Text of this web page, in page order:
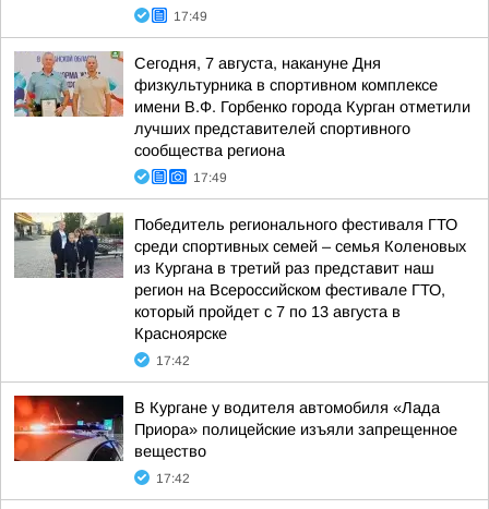
17:49
Сегодня, 7 августа, накануне Дня
физкультурника в спортивном комплексе
имени В.Ф. Горбенко города Курган отметили
лучших представителей спортивного
сообщества региона
17:49
Победитель регионального фестиваля ГТО
среди спортивных семей – семья Коленовых
из Кургана в третий раз представит наш
регион на Всероссийском фестивале ГТО,
который пройдет с 7 по 13 августа в
Красноярске
17:42
В Кургане у водителя автомобиля «Лада
Приора» полицейские изъяли запрещенное
вещество
17:42